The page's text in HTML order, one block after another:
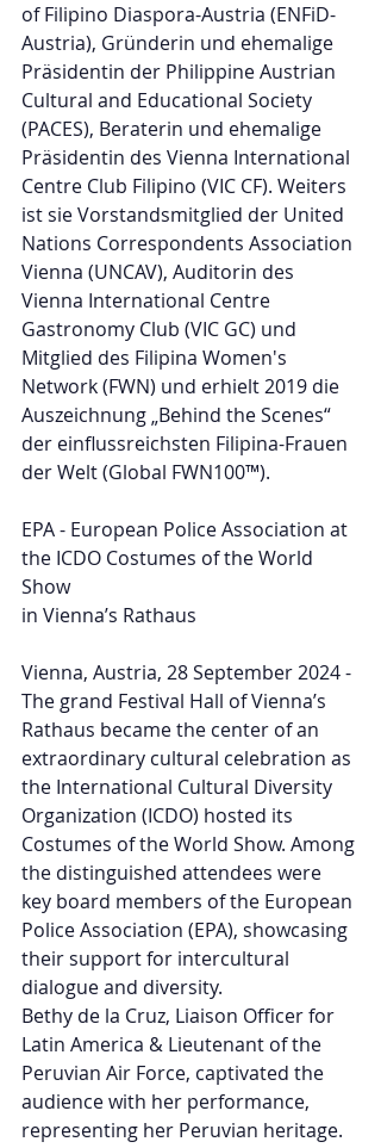
of Filipino Diaspora-Austria (ENFiD-
Austria), Gründerin und ehemalige
Präsidentin der Philippine Austrian
Cultural and Educational Society
(PACES), Beraterin und ehemalige
Präsidentin des Vienna International
Centre Club Filipino (VIC CF). Weiters
ist sie Vorstandsmitglied der United
Nations Correspondents Association
Vienna (UNCAV), Auditorin des
Vienna International Centre
Gastronomy Club (VIC GC) und
Mitglied des Filipina Women's
Network (FWN) und erhielt 2019 die
Auszeichnung „Behind the Scenes“
der einflussreichsten Filipina-Frauen
der Welt (Global FWN100™).
EPA - European Police Association at
the ICDO Costumes of the World
Show
in Vienna’s Rathaus
Vienna, Austria, 28 September 2024 -
The grand Festival Hall of Vienna’s
Rathaus became the center of an
extraordinary cultural celebration as
the International Cultural Diversity
Organization (ICDO) hosted its
Costumes of the World Show. Among
the distinguished attendees were
key board members of the European
Police Association (EPA), showcasing
their support for intercultural
dialogue and diversity.
Bethy de la Cruz, Liaison Officer for
Latin America & Lieutenant of the
Peruvian Air Force, captivated the
audience with her performance,
representing her Peruvian heritage.